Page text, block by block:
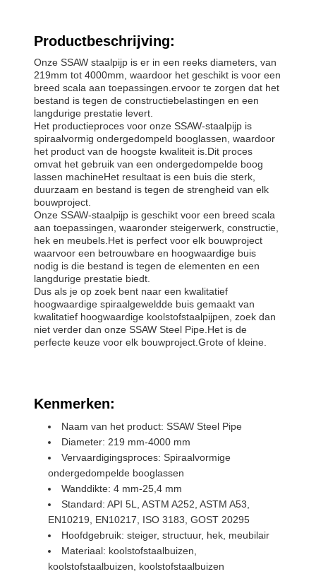
Productbeschrijving:
Onze SSAW staalpijp is er in een reeks diameters, van
219mm tot 4000mm, waardoor het geschikt is voor een
breed scala aan toepassingen.ervoor te zorgen dat het
bestand is tegen de constructiebelastingen en een
langdurige prestatie levert.
Het productieproces voor onze SSAW-staalpijp is
spiraalvormig ondergedompeld booglassen, waardoor
het product van de hoogste kwaliteit is.Dit proces
omvat het gebruik van een ondergedompelde boog
lassen machineHet resultaat is een buis die sterk,
duurzaam en bestand is tegen de strengheid van elk
bouwproject.
Onze SSAW-staalpijp is geschikt voor een breed scala
aan toepassingen, waaronder steigerwerk, constructie,
hek en meubels.Het is perfect voor elk bouwproject
waarvoor een betrouwbare en hoogwaardige buis
nodig is die bestand is tegen de elementen en een
langdurige prestatie biedt.
Dus als je op zoek bent naar een kwalitatief
hoogwaardige spiraalgeweldde buis gemaakt van
kwalitatief hoogwaardige koolstofstaalpijpen, zoek dan
niet verder dan onze SSAW Steel Pipe.Het is de
perfecte keuze voor elk bouwproject.Grote of kleine.
Kenmerken:
Naam van het product: SSAW Steel Pipe
Diameter: 219 mm-4000 mm
Vervaardigingsproces: Spiraalvormige
ondergedompelde booglassen
Wanddikte: 4 mm-25,4 mm
Standard: API 5L, ASTM A252, ASTM A53,
EN10219, EN10217, ISO 3183, GOST 20295
Hoofdgebruik: steiger, structuur, hek, meubilair
Materiaal: koolstofstaalbuizen,
koolstofstaalbuizen, koolstofstaalbuizen